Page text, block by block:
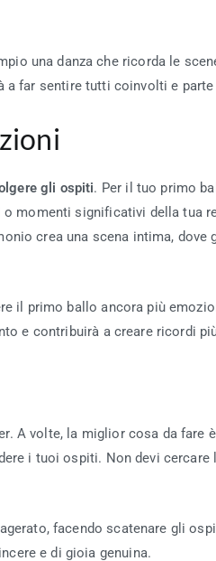
una danza che ricorda le
far sentire tutti coinvolti e
gli ospiti. Per il tuo primo
momenti significativi della tua
crea una scena intima,
il primo ballo ancora più
e contribuirà a creare ricordi
A volte, la miglior cosa da fare
i tuoi ospiti. Non devi cercare
facendo scatenare gli
e di gioia genuina.